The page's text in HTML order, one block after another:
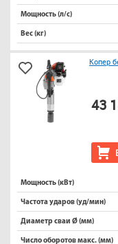
Мощность (л/с)
Вес (кг)
Копер
43
Мощность (кВт)
Частота ударов (уд/мин)
Диаметр сваи Ø (мм)
Число оборотов макс. (мм)